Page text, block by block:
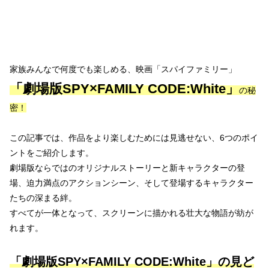
家族みんなで何度でも楽しめる、映画「スパイファミリー」
「劇場版SPY×FAMILY CODE:White」の秘
密！
この記事では、作品をより楽しむためには見逃せない、6つのポイ
ントをご紹介します。
劇場版ならではのオリジナルストーリーと新キャラクターの登
場、迫力満点のアクションシーン、そして登場するキャラクター
たちの深まる絆。
すべてが一体となって、スクリーンに描かれる壮大な物語が紡が
れます。
「劇場版SPY×FAMILY CODE:White」の見ど